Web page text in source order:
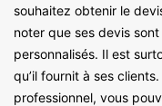
souhaitez obtenir le
noter que ses devis
personnalisés. Il est
qu’il fournit à ses
professionnel, vous